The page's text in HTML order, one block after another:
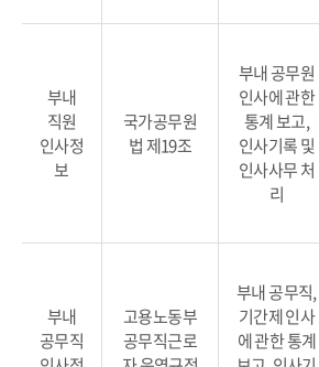
부내
직원
인사정
보
국가공무원
법 제19조
부내 공무원
인사에 관한
통계 보고,
인사기록 및
인사사무 처
리
부내
공무직
고용노동부
공무직근로
부내 공무직,
기간제 인사
에 관한 통계